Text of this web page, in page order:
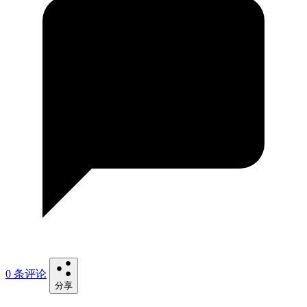
0 条评论
分享